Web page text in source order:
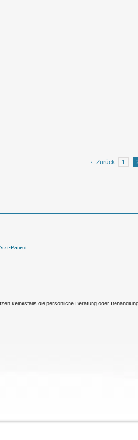
Zurück 1
Patient
keinesfalls die persönliche Beratung oder